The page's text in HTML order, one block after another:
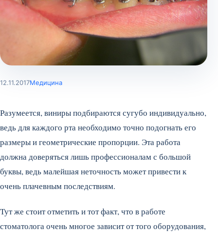
12.11.2017Медицина
Разумеется, виниры подбираются сугубо индивидуально,
ведь для каждого рта необходимо точно подогнать его
размеры и геометрические пропорции. Эта работа
должна доверяться лишь профессионалам с большой
буквы, ведь малейшая неточность может привести к
очень плачевным последствиям.
Тут же стоит отметить и тот факт, что в работе
стоматолога очень многое зависит от того оборудования,